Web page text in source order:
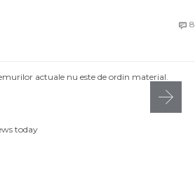
 8
actuale nu este de ordin material.
today